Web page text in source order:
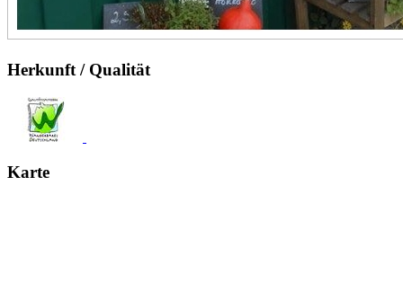
Herkunft / Qualität
Karte